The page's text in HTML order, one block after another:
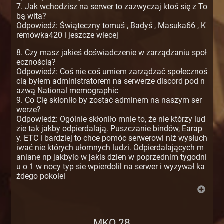
7. Jak wchodzisz na serwer to zazwyczaj ktoś się z To
bą wita?
Odpowiedź: Świąteczny tomuś , Badyś , Masuka66 , K
remówka420 i jeszcze wiecej
8. Czy masz jakieś doświadczenie w zarządzaniu społ
ecznością?
Odpowiedź: Coś nie coś umiem zarządzać społecznoś
cią byłem administratorem na serwerze discord pod n
azwą National memographic
9. Co Cię skłoniło by zostać adminem na naszym ser
werze?
Odpowiedź: Ogólnie skłoniło mnie to, że nie którzy lud
zie tak jakby odpierdalają. Puszczanie bindów, Earap
y. ETC i bardziej to chce pomóc serwerowi niż wysłuch
iwać nie których ułomnych ludzi. Odpierdalających m
aniane np jakbylo w jakis dzien w poprzednim tygodni
u o 1 w nocy typ sie wpierdolil na serwer i wyzywał ka
żdego pokolei